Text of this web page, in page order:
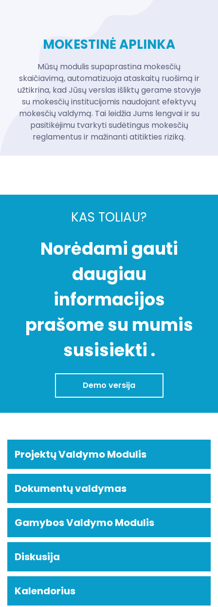
MOKESTINĖ APLINKA
Mūsų modulis supaprastina mokesčių
skaičiavimą, automatizuoja ataskaitų ruošimą ir
užtikrina, kad Jūsų verslas išliktų gerame stovyje
su mokesčių institucijomis naudojant efektyvų
mokesčių valdymą. Tai leidžia Jums lengvai ir su
pasitikėjimu tvarkyti sudėtingus mokesčių
reglamentus ir mažinanti atitikties riziką.
KAS TOLIAU?
Norėdami gauti
daugiau
informacijos
prašome su mumis
susisiekti .
Demo versija
Projektų Valdymo Modulis
Dokumentų valdymas
Gamybos Valdymo Modulis
Diskusija
Kalendorius